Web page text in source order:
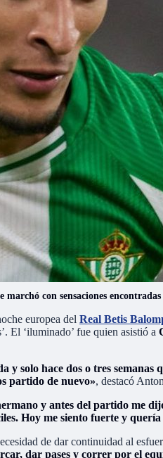
con sensaciones encontradas
europea del Real Betis
El ‘iluminado’ fue quien asistió a
solo hace dos o tres
partido de nuevo», destacó
y antes del partido me
Hoy me siento fuerte y
de dar continuidad al
dar pases y correr por el